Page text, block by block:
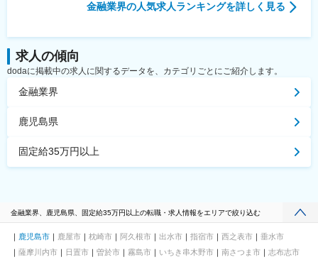
金融業界の人気求人ランキングを詳しく見る
求人の傾向
dodaに掲載中の求人に関するデータを、カテゴリごとにご紹介します。
金融業界
鹿児島県
固定給35万円以上
金融業界、鹿児島県、固定給35万円以上の転職・求人情報をエリアで絞り込む
鹿児島市 鹿屋市 枕崎市 阿久根市 出水市 指宿市 西之表市
垂水市
薩摩川内市
日置市 曽於市 霧島市 いちき串木野市 南さつま市
志布志市